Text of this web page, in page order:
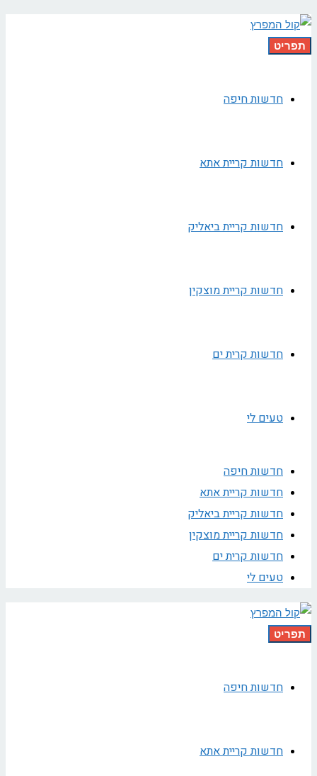
תפריט
חדשות חיפה
חדשות קריית אתא
חדשות קריית ביאליק
חדשות קריית מוצקין
חדשות קרית ים
טעים לי
חדשות חיפה
חדשות קריית אתא
חדשות קריית ביאליק
חדשות קריית מוצקין
חדשות קרית ים
טעים לי
תפריט
חדשות חיפה
חדשות קריית אתא